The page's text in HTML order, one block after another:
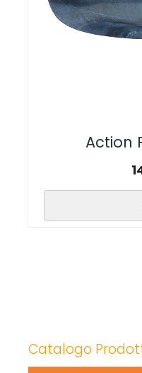
Action
Catalogo